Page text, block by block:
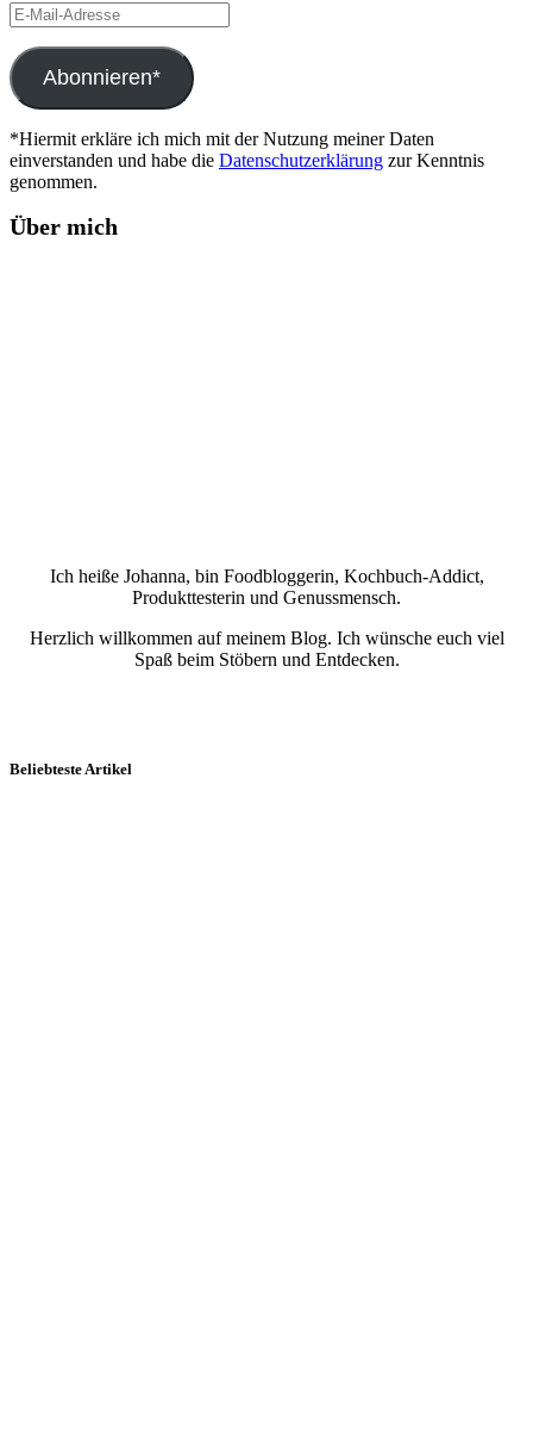
E-
Mail-
Adresse
Abonnieren*
*Hiermit erkläre ich mich mit der Nutzung meiner Daten
einverstanden und habe die Datenschutzerklärung zur Kenntnis
genommen.
Über mich
Ich heiße Johanna, bin Foodbloggerin, Kochbuch-Addict,
Produkttesterin und Genussmensch.
Herzlich willkommen auf meinem Blog. Ich wünsche euch viel
Spaß beim Stöbern und Entdecken.
Beliebteste Artikel